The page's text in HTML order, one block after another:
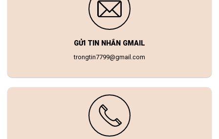
GỬI TIN NHẮN GMAIL
trongtin7799@gmail.com